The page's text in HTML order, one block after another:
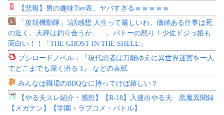
【悲報】男の趣味Tier表、ヤバすぎるｗｗｗｗｗ
「攻殻機動隊」5話感想 人生って厳しいわ。価値ある仕事は死
の近く、天秤は釣り合うか……。バトーの怒り！少佐ドジっ娘も
面白い！！「THE GHOST IN THE SHELL」
ブシロードノベル：『現代忍者は万能ゆえに異世界迷宮を一人
でどこまでも深く潜る 1』 などの表紙
みんなは職場のBBQなに持ってけば嬉しい？
【やる夫スレ紹介・感想】【R-18】入速出やる夫 悪魔異聞録
【メガテン】【学園・ラブコメ・バトル】